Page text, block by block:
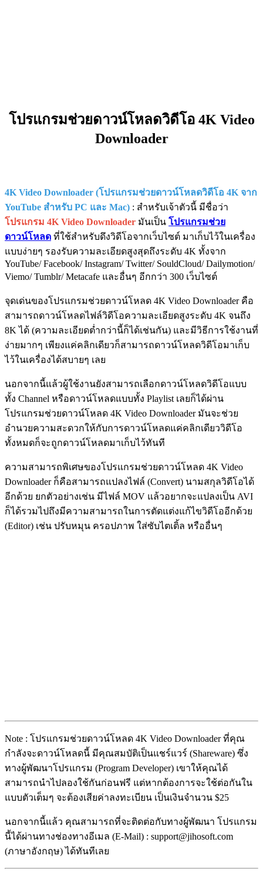
โปรแกรมช่วยดาวน์โหลดวิดีโอ 4K Video
Downloader
4K Video Downloader (โปรแกรมช่วยดาวน์โหลดวิดีโอ 4K จาก
YouTube สำหรับ PC และ Mac) : สำหรับเจ้าตัวนี้ มีชื่อว่า
โปรแกรม 4K Video Downloader มันเป็น โปรแกรมช่วย
ดาวน์โหลด ที่ใช้สำหรับดึงวิดีโอจากเว็บไซต์ มาเก็บไว้ในเครื่อง
แบบง่ายๆ รองรับความละเอียดสูงสุดถึงระดับ 4K ทั้งจาก
YouTube/ Facebook/ Instagram/ Twitter/ SouldCloud/ Dailymotion/
Viemo/ Tumblr/ Metacafe และอื่นๆ อีกกว่า 300 เว็บไซต์
จุดเด่นของโปรแกรมช่วยดาวน์โหลด 4K Video Downloader คือ
สามารถดาวน์โหลดไฟล์วิดีโอความละเอียดสูงระดับ 4K จนถึง
8K ได้ (ความละเอียดต่ำกว่านี้ก็ได้เช่นกัน) และมีวิธีการใช้งานที่
ง่ายมากๆ เพียงแค่คลิกเดียวก็สามารถดาวน์โหลดวิดีโอมาเก็บ
ไว้ในเครื่องได้สบายๆ เลย
นอกจากนี้แล้วผู้ใช้งานยังสามารถเลือกดาวน์โหลดวิดีโอแบบ
ทั้ง Channel หรือดาวน์โหลดแบบทั้ง Playlist เลยก็ได้ผ่าน
โปรแกรมช่วยดาวน์โหลด 4K Video Downloader มันจะช่วย
อำนวยความสะดวกให้กับการดาวน์โหลดแค่คลิกเดียววิดีโอ
ทั้งหมดก็จะถูกดาวน์โหลดมาเก็บไว้ทันที
ความสามารถพิเศษของโปรแกรมช่วยดาวน์โหลด 4K Video
Downloader ก็คือสามารถแปลงไฟล์ (Convert) นามสกุลวิดีโอได้
อีกด้วย ยกตัวอย่างเช่น มีไฟล์ MOV แล้วอยากจะแปลงเป็น AVI
ก็ได้รวมไปถึงมีความสามารถในการตัดแต่งแก้ไขวิดีโออีกด้วย
(Editor) เช่น ปรับหมุน ครอปภาพ ใส่ซับไตเติ้ล หรืออื่นๆ
Note : โปรแกรมช่วยดาวน์โหลด 4K Video Downloader ที่คุณ
กำลังจะดาวน์โหลดนี้ มีคุณสมบัติเป็นแชร์แวร์ (Shareware) ซึ่ง
ทางผู้พัฒนาโปรแกรม (Program Developer) เขาให้คุณได้
สามารถนำไปลองใช้กันก่อนฟรี แต่หากต้องการจะใช้ต่อกันใน
แบบตัวเต็มๆ จะต้องเสียค่าลงทะเบียน เป็นเงินจำนวน $25
นอกจากนี้แล้ว คุณสามารถที่จะติดต่อกับทางผู้พัฒนา โปรแกรม
นี้ได้ผ่านทางช่องทางอีเมล (E-Mail) : support@jihosoft.com
(ภาษาอังกฤษ) ได้ทันทีเลย